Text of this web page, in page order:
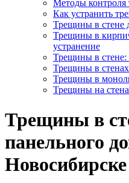
Методы контроля
Как устранить
Трещины в стене
Трещины в
устранение
Трещины в стене:
Трещины в
Трещины в
Трещины на
Трещины в
панельного
Новосибирске